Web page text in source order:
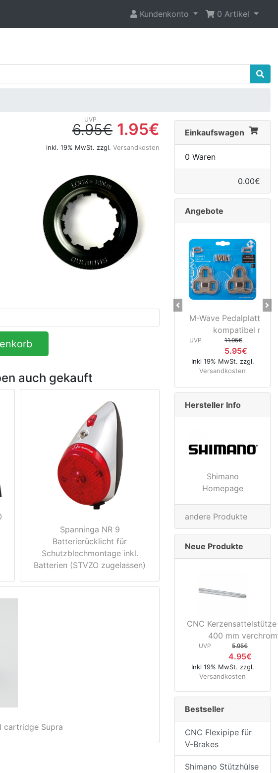
Kundenkonto 0 Artikel
6.95€ 1.95€
inkl. 19% MwSt. zzgl. Versandkosten
auch gekauft
Spanninga NR 9
Batterierücklicht für
Schutzblechmontage inkl.
Batterien (STVZO zugelassen)
cartridge Supra
Einkaufswagen
0 Waren
0.00€
Angebote
M-Wave Pedalplatten grau 5°
kompatibel mit...
11.95€
Inkl 19% MwSt. zzgl.
Versandkosten
UVP
Inkl 19%
Previous
Hersteller Info
Shimano
Homepage
andere Produkte
Neue Produkte
CNC
400 mm
UVP 5.95€
4.95€
Inkl 19% MwSt. zzgl.
Versandkosten
Bestseller
CNC Flexipipe für
V-Brakes
Shimano Stützhülse